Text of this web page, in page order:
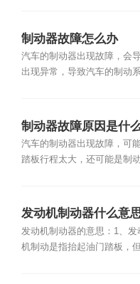
制动器故障怎么办
汽车的制动器出现故障，会
出现异常，导致汽车的制动
制动器故障原因是什
汽车的制动器出现故障，可
踏板行程太大，还可能是制
发动机制动器什么意
发动机制动器的意思：1、
机制动是指抬起油门踏板，但